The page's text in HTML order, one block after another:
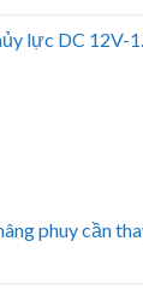
lực DC 12V-
phuy cần